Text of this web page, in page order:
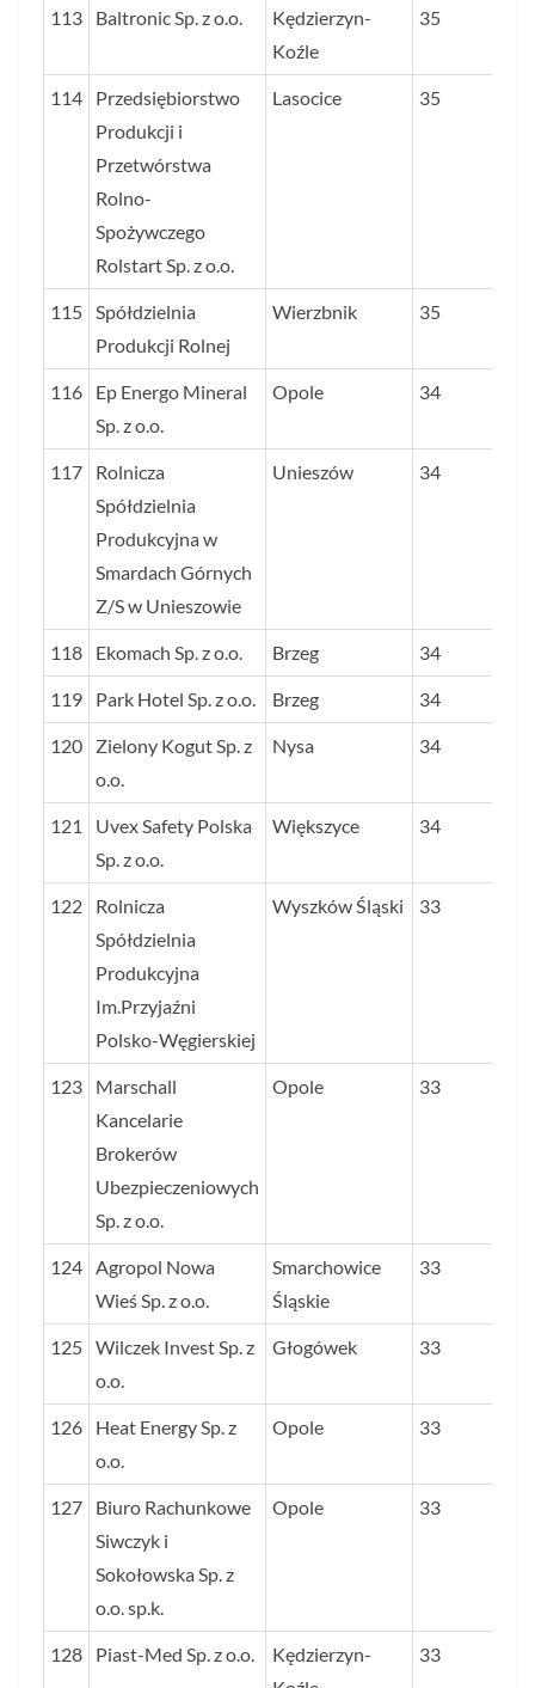
113 Baltronic Sp. z o.o.
Kędzierzyn-
Koźle
35
114
Przedsiębiorstwo
Produkcji i
Przetwórstwa
Rolno-
Spożywczego
Rolstart Sp. z o.o.
Lasocice 35
115
Spółdzielnia
Produkcji Rolnej
Wierzbnik 35
116
Ep Energo Mineral
Sp. z o.o.
Opole 34
117
Rolnicza
Spółdzielnia
Produkcyjna w
Smardach Górnych
Z/S w Unieszowie
Unieszów 34
118 Ekomach Sp. z o.o. Brzeg 34
119 Park Hotel Sp. z o.o. Brzeg 34
120
Zielony Kogut Sp. z
o.o.
Nysa 34
121
Uvex Safety Polska
Sp. z o.o.
Większyce 34
122
Rolnicza
Spółdzielnia
Produkcyjna
Im.Przyjaźni
Polsko-Węgierskiej
Wyszków Śląski 33
123
Marschall
Kancelarie
Brokerów
Ubezpieczeniowych
Sp. z o.o.
Opole 33
124
Agropol Nowa
Wieś Sp. z o.o.
Smarchowice
Śląskie
33
125 Wilczek Invest Sp. z
o.o.
Głogówek 33
126
Heat Energy Sp. z
o.o.
Opole 33
127
Biuro Rachunkowe
Siwczyk i
Sokołowska Sp. z
o.o. sp.k.
Opole 33
128 Piast-Med Sp. z o.o.
Kędzierzyn-
33